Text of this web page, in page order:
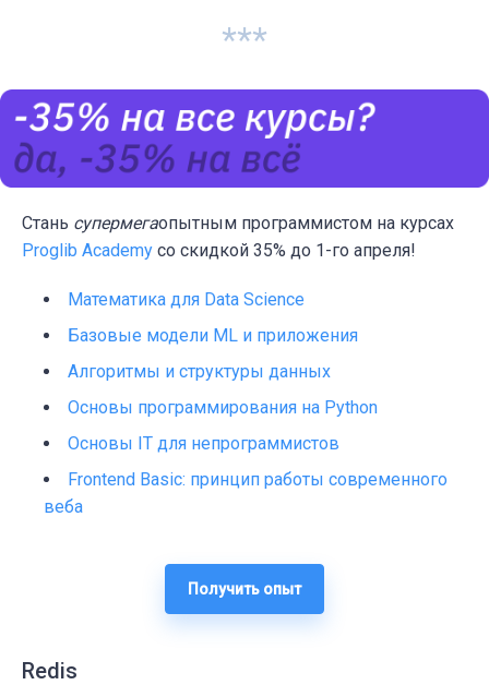
***
Стань супермегаопытным программистом на курсах
Proglib Academy со скидкой 35% до 1-го апреля!
Математика для Data Science
Базовые модели ML и приложения
Алгоритмы и структуры данных
Основы программирования на Python
Основы IT для непрограммистов
Frontend Basic: принцип работы современного
веба
Получить опыт
Redis